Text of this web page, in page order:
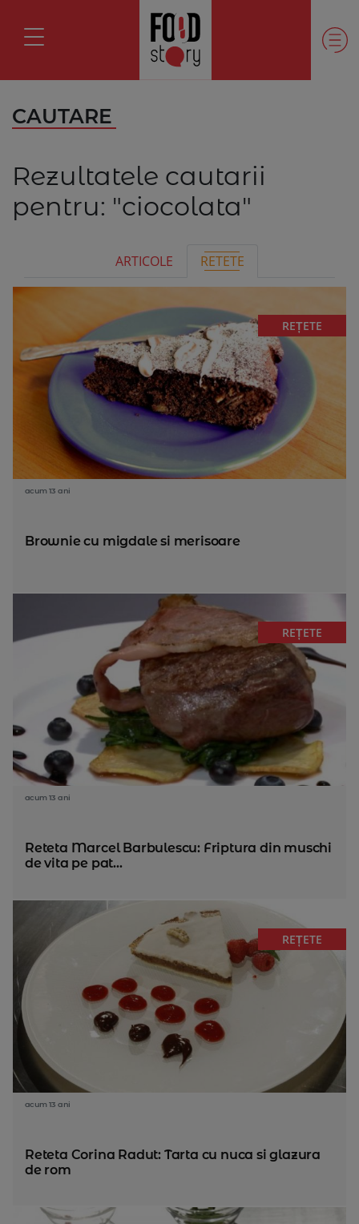
CAUTARE
Rezultatele cautarii
pentru: "ciocolata"
ARTICOLE RETETE
REȚETE
acum 13 ani
Brownie cu migdale si merisoare
REȚETE
acum 13 ani
Reteta Marcel Barbulescu: Friptura din muschi
de vita pe pat...
REȚETE
acum 13 ani
Reteta Corina Radut: Tarta cu nuca si glazura
de rom